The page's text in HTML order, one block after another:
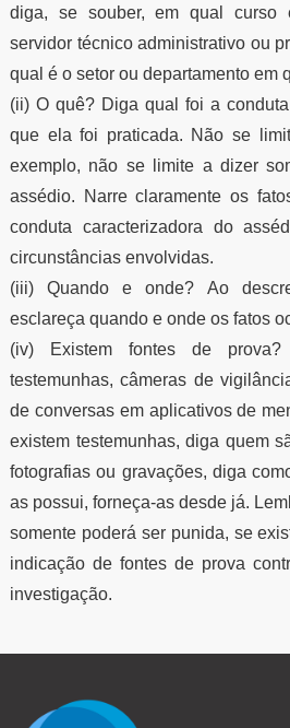
diga, se souber, em qual curso
servidor técnico administrativo ou
qual é o setor ou departamento em
(ii) O quê? Diga qual foi a
que ela foi praticada. Não se
exemplo, não se limite a dizer
assédio. Narre claramente os
conduta caracterizadora do
circunstâncias envolvidas.
(iii) Quando e onde? Ao
esclareça quando e onde os fatos
(iv) Existem fontes de
testemunhas, câmeras de
de conversas em aplicativos de
existem testemunhas, diga quem
fotografias ou gravações, diga
as possui, forneça-as desde já.
somente poderá ser punida, se
indicação de fontes de prova
investigação.